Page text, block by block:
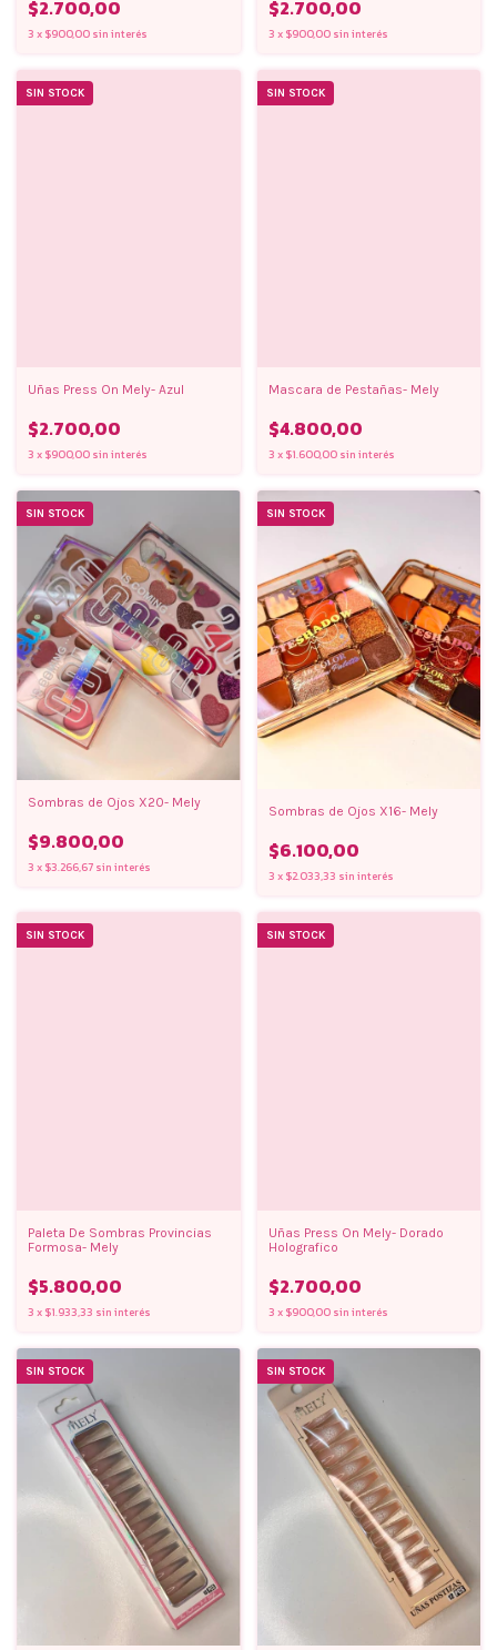
$2.700,00
3 x $900,00 sin interés
$2.700,00
3 x $900,00 sin interés
SIN STOCK
Uñas Press On Mely- Azul
$2.700,00
3 x $900,00 sin interés
SIN STOCK
Mascara de Pestañas- Mely
$4.800,00
3 x $1.600,00 sin interés
SIN STOCK
Sombras de Ojos X20- Mely
$9.800,00
3 x $3.266,67 sin interés
SIN STOCK
Sombras de Ojos X16- Mely
$6.100,00
3 x $2.033,33 sin interés
SIN STOCK
Paleta De Sombras Provincias
Formosa- Mely
$5.800,00
3 x $1.933,33 sin interés
SIN STOCK
Uñas Press On Mely- Dorado
Holografico
$2.700,00
3 x $900,00 sin interés
SIN STOCK SIN STOCK